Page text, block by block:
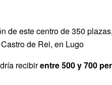
de este centro de 350 plazas,
de Rei, en Lugo
recibirentre 500 y 700